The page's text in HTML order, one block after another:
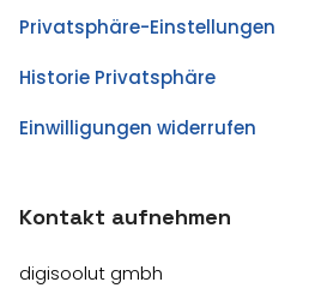
Privatsphäre-Einstellungen
Historie Privatsphäre
Einwilligungen widerrufen
Kontakt aufnehmen
digisoolut gmbh